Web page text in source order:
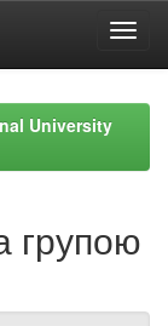
University
групою